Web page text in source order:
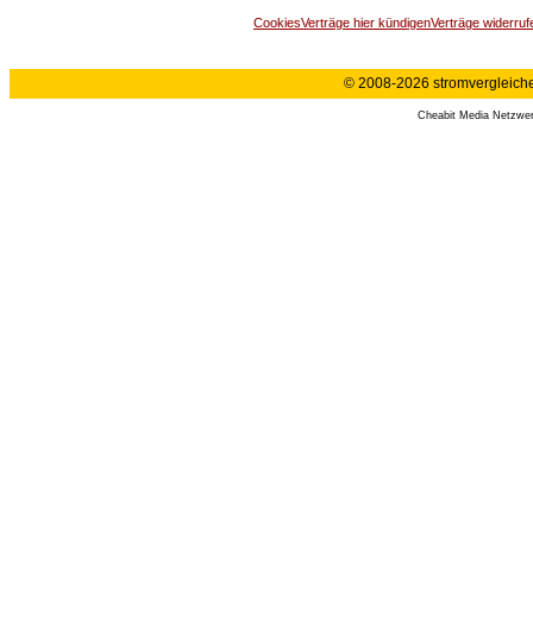
CookiesVerträge hier kündigenVerträge
© 2008-2026
Cheabit Media